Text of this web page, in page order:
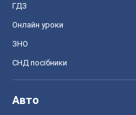
ГДЗ
Онлайн уроки
ЗНО
СНД посібники
Авто